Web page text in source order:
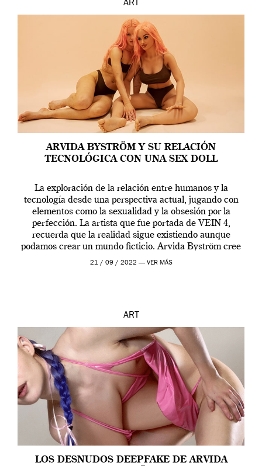
ART
ARVIDA BYSTRÖM Y SU RELACIÓN
TECNOLÓGICA CON UNA SEX DOLL
La exploración de la relación entre humanos y la
tecnología desde una perspectiva actual, jugando con
elementos como la sexualidad y la obsesión por la
perfección. La artista que fue portada de VEIN 4,
recuerda que la realidad sigue existiendo aunque
podamos crear un mundo ficticio. Arvida Byström cree
que los humanos tienen un complejo […]
21 / 09 / 2022 — VER MÁS
ART
LOS DESNUDOS DEEPFAKE DE ARVIDA